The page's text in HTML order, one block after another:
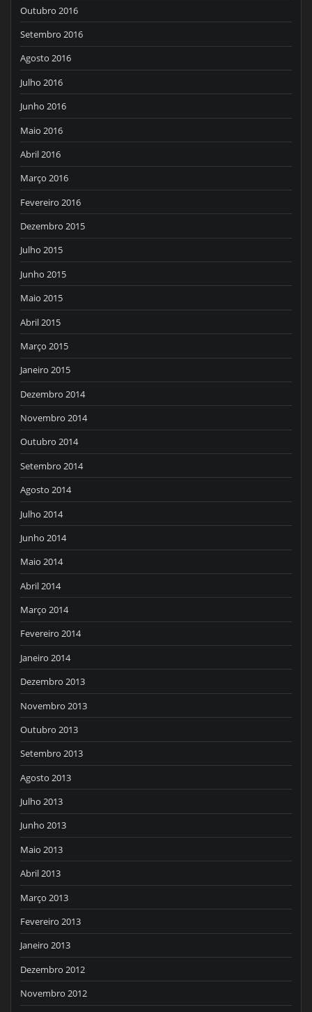
Outubro 2016
Setembro 2016
Agosto 2016
Julho 2016
Junho 2016
Maio 2016
Abril 2016
Março 2016
Fevereiro 2016
Dezembro 2015
Julho 2015
Junho 2015
Maio 2015
Abril 2015
Março 2015
Janeiro 2015
Dezembro 2014
Novembro 2014
Outubro 2014
Setembro 2014
Agosto 2014
Julho 2014
Junho 2014
Maio 2014
Abril 2014
Março 2014
Fevereiro 2014
Janeiro 2014
Dezembro 2013
Novembro 2013
Outubro 2013
Setembro 2013
Agosto 2013
Julho 2013
Junho 2013
Maio 2013
Abril 2013
Março 2013
Fevereiro 2013
Janeiro 2013
Dezembro 2012
Novembro 2012